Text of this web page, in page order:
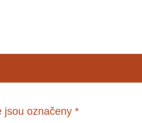
jsou označeny *